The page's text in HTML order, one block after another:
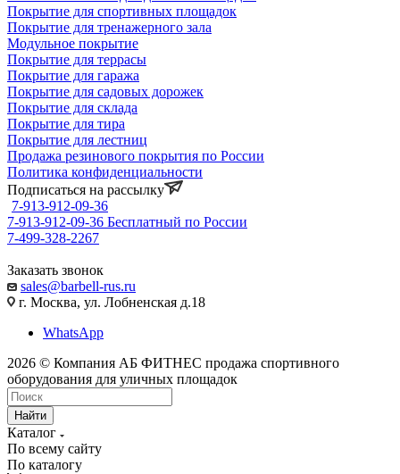
Покрытие для спортивных площадок
Покрытие для тренажерного зала
Модульное покрытие
Покрытие для террасы
Покрытие для гаража
Покрытие для садовых дорожек
Покрытие для склада
Покрытие для тира
Покрытие для лестниц
Продажа резинового покрытия по России
Политика конфиденциальности
Подписаться на рассылку
7-913-912-09-36
7-913-912-09-36 Бесплатный по России
7-499-328-2267
Заказать звонок
sales@barbell-rus.ru
г. Москва, ул. Лобненская д.18
WhatsApp
2026 © Компания АБ ФИТНЕС продажа спортивного
оборудования для уличных площадок
Найти
Каталог
По всему сайту
По каталогу